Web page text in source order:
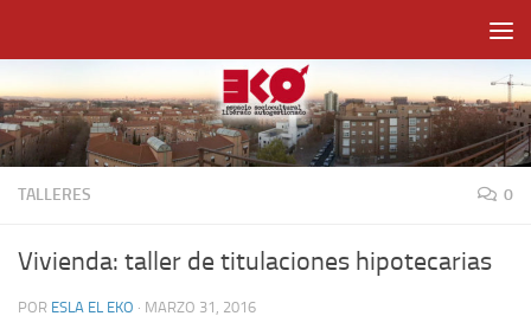
TALLERES 0
Vivienda: taller de titulaciones hipotecarias
POR ESLA EL EKO · MARZO 31, 2016